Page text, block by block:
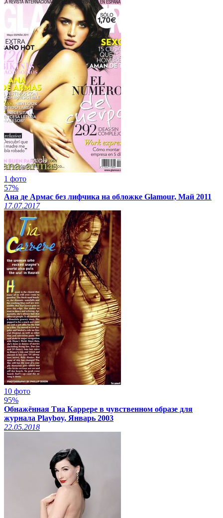
1 фото
57%
Ана де Армас без лифчика на обложке Glamour, Май 2011
17.07.2017
10 фото
95%
Обнажённая Тиа Каррере в чувственном образе для
журнала Playboy, Январь 2003
22.05.2018